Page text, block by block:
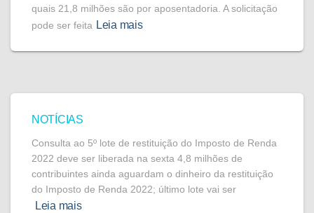
quais 21,8 milhões são por aposentadoria. A solicitação
pode ser feita Leia mais
NOTÍCIAS
Consulta ao 5º lote de restituição do Imposto de Renda
2022 deve ser liberada na sexta 4,8 milhões de
contribuintes ainda aguardam o dinheiro da restituição
do Imposto de Renda 2022; último lote vai ser
Leia mais